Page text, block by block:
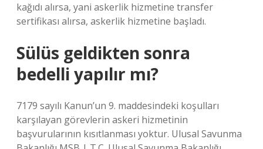
kağıdı alırsa, yani askerlik hizmetine transfer
sertifikası alırsa, askerlik hizmetine başladı.
Sülüs geldikten sonra
bedelli yapılır mı?
7179 sayılı Kanun’un 9. maddesindeki koşulları
karşılayan görevlerin askeri hizmetinin
başvurularının kısıtlanması yoktur. Ulusal Savunma